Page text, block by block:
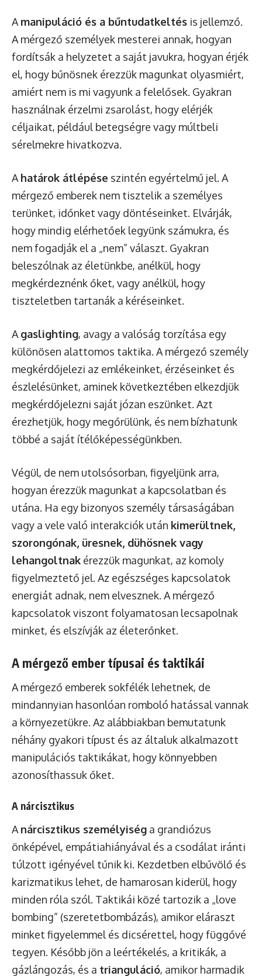
A manipuláció és a bűntudatkeltés is jellemző.
A mérgező személyek mesterei annak, hogyan
fordítsák a helyzetet a saját javukra, hogyan érjék
el, hogy bűnösnek érezzük magunkat olyasmiért,
amiért nem is mi vagyunk a felelősek. Gyakran
használnak érzelmi zsarolást, hogy elérjék
céljaikat, például betegségre vagy múltbeli
sérelmekre hivatkozva.
A határok átlépése szintén egyértelmű jel. A
mérgező emberek nem tisztelik a személyes
terünket, időnket vagy döntéseinket. Elvárják,
hogy mindig elérhetőek legyünk számukra, és
nem fogadják el a „nem” választ. Gyakran
beleszólnak az életünkbe, anélkül, hogy
megkérdeznénk őket, vagy anélkül, hogy
tiszteletben tartanák a kéréseinket.
A gaslighting, avagy a valóság torzítása egy
különösen alattomos taktika. A mérgező személy
megkérdőjelezi az emlékeinket, érzéseinket és
észlelésünket, aminek következtében elkezdjük
megkérdőjelezni saját józan eszünket. Azt
érezhetjük, hogy megőrülünk, és nem bízhatunk
többé a saját ítélőképességünkben.
Végül, de nem utolsósorban, figyeljünk arra,
hogyan érezzük magunkat a kapcsolatban és
utána. Ha egy bizonyos személy társaságában
vagy a vele való interakciók után kimerültnek,
szorongónak, üresnek, dühösnek vagy
lehangoltnak érezzük magunkat, az komoly
figyelmeztető jel. Az egészséges kapcsolatok
energiát adnak, nem elvesznek. A mérgező
kapcsolatok viszont folyamatosan lecsapolnak
minket, és elszívják az életerőnket.
A mérgező ember típusai és taktikái
A mérgező emberek sokfélék lehetnek, de
mindannyian hasonlóan romboló hatással vannak
a környezetükre. Az alábbiakban bemutatunk
néhány gyakori típust és az általuk alkalmazott
manipulációs taktikákat, hogy könnyebben
azonosíthassuk őket.
A nárcisztikus
A nárcisztikus személyiség a grandiózus
önképével, empátiahiányával és a csodálat iránti
túlzott igényével tűnik ki. Kezdetben elbűvölő és
karizmatikus lehet, de hamarosan kiderül, hogy
minden róla szól. Taktikái közé tartozik a „love
bombing” (szeretetbombázás), amikor eláraszt
minket figyelemmel és dicsérettel, hogy függővé
tegyen. Később jön a leértékelés, a kritikák, a
gázlángozás, és a trianguláció, amikor harmadik